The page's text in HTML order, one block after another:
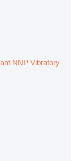
NNP Vibratory